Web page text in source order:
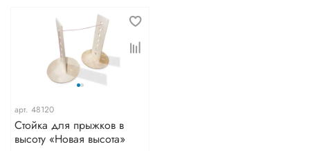
арт. 48120
Стойка для прыжков в
высоту «Новая высота»